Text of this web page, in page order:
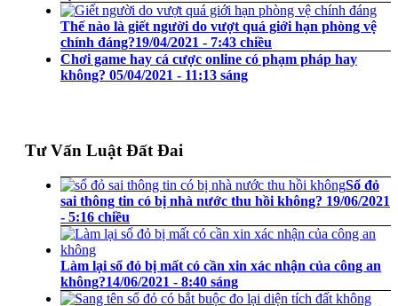
Thế nào là giết người do vượt quá giới hạn phòng vệ
chính đáng?19/04/2021 - 7:43 chiều
Chơi game hay cá cược online có phạm pháp hay
không? 05/04/2021 - 11:13 sáng
Tư Vấn Luật Đất Đai
Sổ đỏ
sai thông tin có bị nhà nước thu hồi không? 19/06/2021
- 5:16 chiều
Làm lại sổ đỏ bị mất có cần xin xác nhận của công an
không?14/06/2021 - 8:40 sáng